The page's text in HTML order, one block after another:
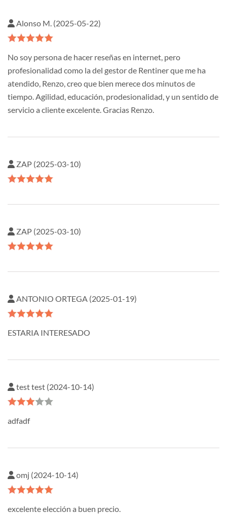
Alonso M. (2025-05-22)
No soy persona de hacer reseñas en internet, pero
profesionalidad como la del gestor de Rentiner que me ha
atendido, Renzo, creo que bien merece dos minutos de
tiempo. Agilidad, educación, prodesionalidad, y un sentido de
servicio a cliente excelente. Gracias Renzo.
ZAP (2025-03-10)
ZAP (2025-03-10)
ANTONIO ORTEGA (2025-01-19)
ESTARIA INTERESADO
test test (2024-10-14)
adfadf
omj (2024-10-14)
excelente elección a buen precio.